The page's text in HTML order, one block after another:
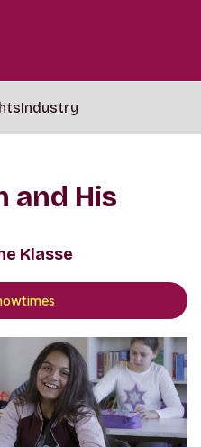
Industry
and His
Klasse